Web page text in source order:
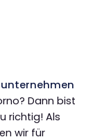
Dann bist
richtig! Als
wir für